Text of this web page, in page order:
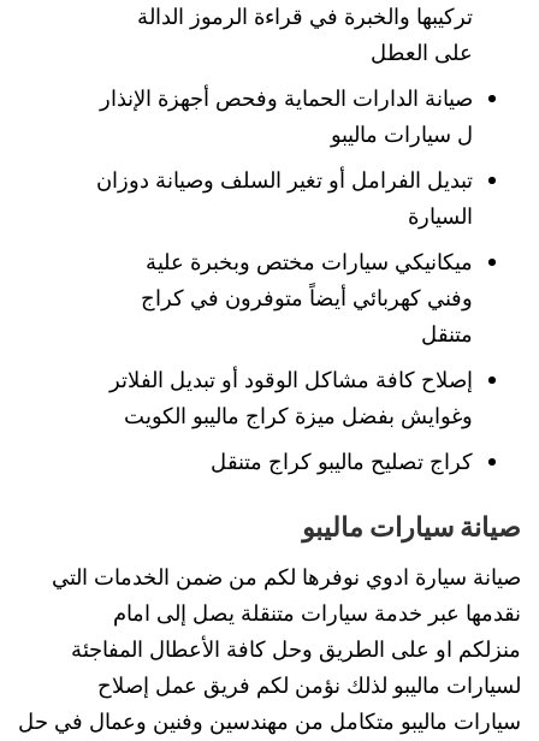
تركيبها والخبرة في قراءة الرموز الدالة
على العطل
صيانة الدارات الحماية وفحص أجهزة الإنذار
ل سيارات ماليبو
تبديل الفرامل أو تغير السلف وصيانة دوزان
السيارة
ميكانيكي سيارات مختص وبخبرة علية
وفني كهربائي أيضاً متوفرون في كراج
متنقل
إصلاح كافة مشاكل الوقود أو تبديل الفلاتر
وغوايش بفضل ميزة كراج ماليبو الكويت
كراج تصليح ماليبو كراج متنقل
صيانة سيارات ماليبو
صيانة سيارة ادوي نوفرها لكم من ضمن الخدمات التي
نقدمها عبر خدمة سيارات متنقلة يصل إلى امام
منزلكم او على الطريق وحل كافة الأعطال المفاجئة
لسيارات ماليبو لذلك نؤمن لكم فريق عمل إصلاح
سيارات ماليبو متكامل من مهندسين وفنين وعمال في حل